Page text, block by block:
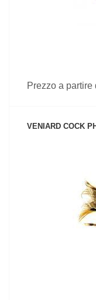
Prezzo a partire
VENIARD COCK